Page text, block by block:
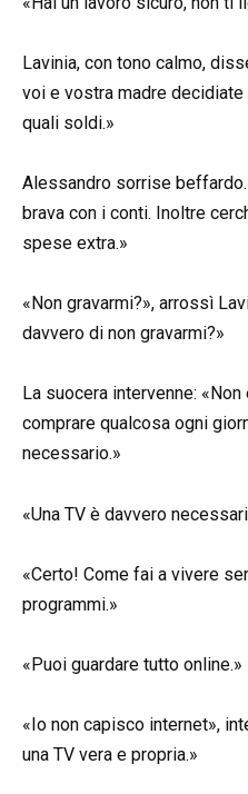
Lavinia, con tono calmo,
voi e vostra madre
quali soldi.»
Alessandro sorrise
brava con i conti. Inoltre
spese extra.»
«Non gravarmi?», arrossì
davvero di non gravarmi?»
La suocera intervenne:
comprare qualcosa ogni
necessario.»
«Una TV è davvero
«Certo! Come fai a vivere
programmi.»
«Puoi guardare tutto online.»
«Io non capisco internet»,
una TV vera e propria.»